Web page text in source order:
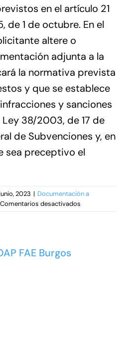
en el artículo 21
de 1 de octubre. En el
altere o
adjunta a la
la normativa prevista
y que se establece
y sanciones
38/2003, de 17 de
de Subvenciones y, en
sea preceptivo el
2023 | Documentación a
Comentarios desactivados
FAE Burgos